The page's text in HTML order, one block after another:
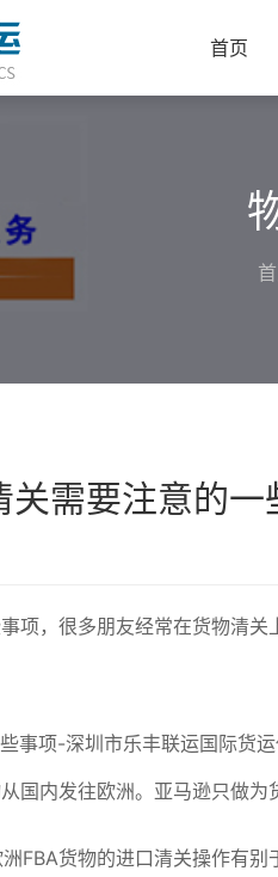
首页
关需要注意的一
项，很多朋友经常在货物清
国内发往欧洲。亚马逊只做
FBA货物的进口清关操作有